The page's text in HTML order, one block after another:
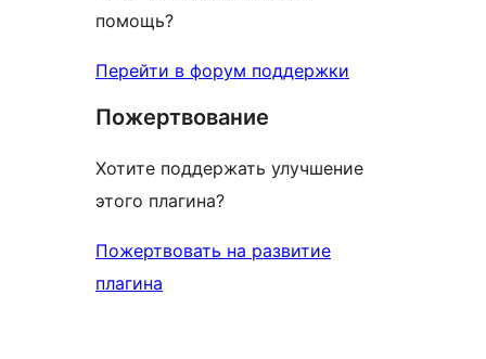
помощь?
Перейти в форум поддержки
Пожертвование
Хотите поддержать улучшение
этого плагина?
Пожертвовать на развитие
плагина